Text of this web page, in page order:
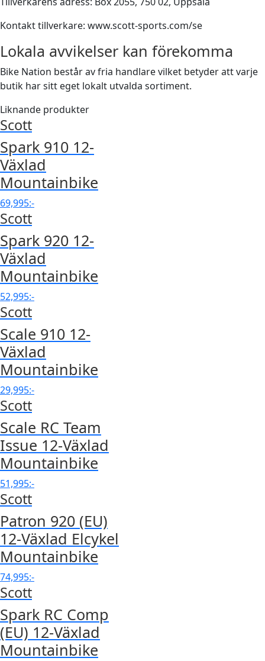
Kontakt tillverkare: www.scott-sports.com/se
Lokala avvikelser kan förekomma
Bike Nation består av fria handlare vilket betyder att varje
butik har sitt eget lokalt utvalda sortiment.
Liknande produkter
Scott
Spark 910 12-
Växlad
Mountainbike
69,995:-
Scott
Spark 920 12-
Växlad
Mountainbike
52,995:-
Scott
Scale 910 12-
Växlad
Mountainbike
29,995:-
Scott
Scale RC Team
Issue 12-Växlad
Mountainbike
51,995:-
Scott
Patron 920 (EU)
12-Växlad Elcykel
Mountainbike
74,995:-
Scott
Spark RC Comp
(EU) 12-Växlad
Mountainbike